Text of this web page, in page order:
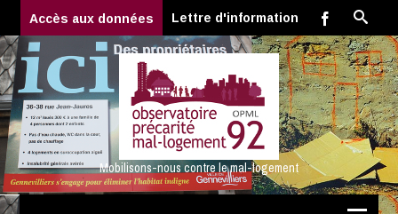
Accès aux données Lettre d'information
Mobilisons-nous contre le mal-logement